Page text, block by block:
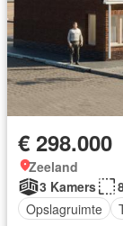
€ 298.000
Zeeland
3 Kamers
Opslagruimte